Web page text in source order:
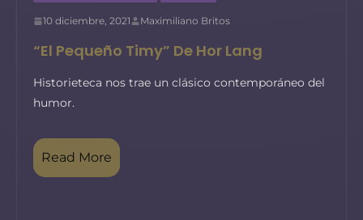
10 diciembre, 2021 Maximiliano Britos
“El Pequeño Timy” De Hor Lang
Historieteca nos trae un clásico contemporáneo del
humor.
Read More